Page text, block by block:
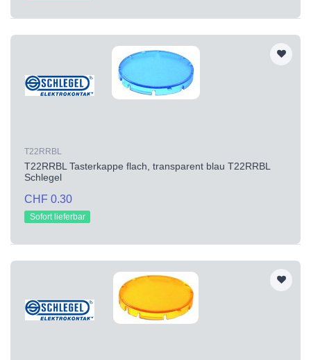
T22RRBL
T22RRBL Tasterkappe flach, transparent blau T22RRBL
Schlegel
CHF 0.30
Sofort lieferbar